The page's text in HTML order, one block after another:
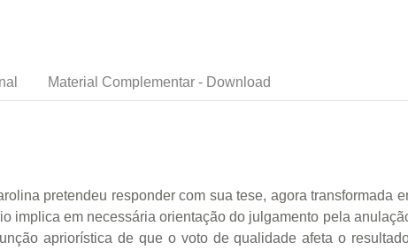
Material Complementar - Download
pretendeu responder com sua tese, agora transformada
implica em necessária orientação do julgamento pela
apriorística de que o voto de qualidade afeta o